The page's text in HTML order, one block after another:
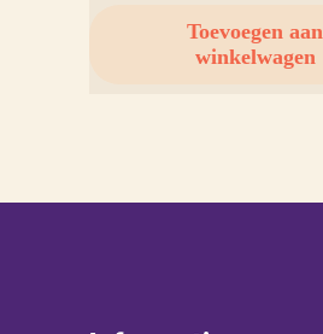
Toevoegen aan
winkelwagen